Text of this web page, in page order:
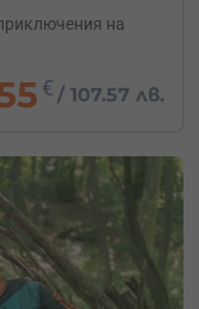
на
€ /107.57 лв.